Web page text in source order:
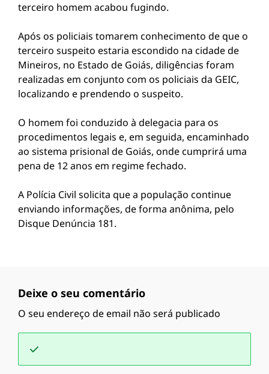
terceiro homem acabou fugindo.
Após os policiais tomarem conhecimento de que o
terceiro suspeito estaria escondido na cidade de
Mineiros, no Estado de Goiás, diligências foram
realizadas em conjunto com os policiais da GEIC,
localizando e prendendo o suspeito.
O homem foi conduzido à delegacia para os
procedimentos legais e, em seguida, encaminhado
ao sistema prisional de Goiás, onde cumprirá uma
pena de 12 anos em regime fechado.
A Polícia Civil solicita que a população continue
enviando informações, de forma anônima, pelo
Disque Denúncia 181.
Deixe o seu comentário
O seu endereço de email não será publicado